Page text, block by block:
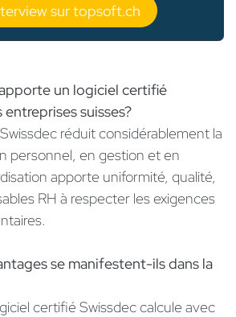
sur topsoft.ch
un logiciel certifié
suisses?
réduit considérablement la
personnel, en gestion et en
apporte uniformité, qualité,
RH à respecter les exigences
se manifestent-ils dans la
certifié Swissdec calcule avec